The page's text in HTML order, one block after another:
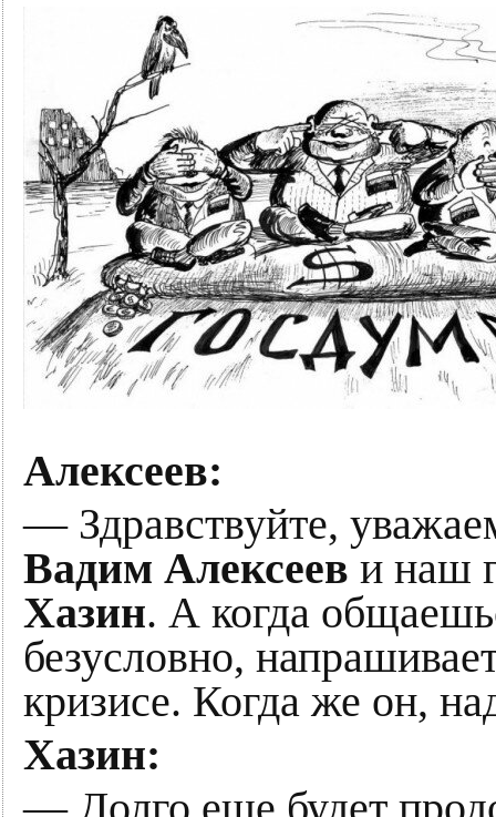
Алексеев:
— Здравствуйте,
Вадим Алексеев и наш
Хазин. А когда
безусловно,
кризисе. Когда же он,
Хазин: